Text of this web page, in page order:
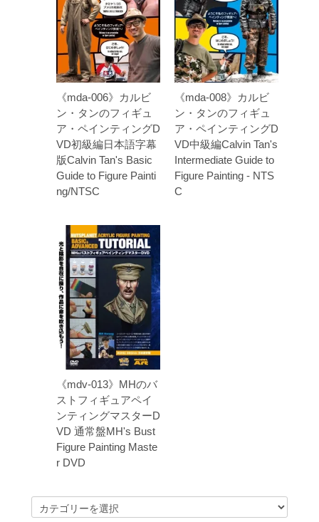
《mda-006》カルビ
ン・タンのフィギュ
ア・ペインティングD
VD初級編日本語字幕
版Calvin Tan's Basic
Guide to Figure Painti
ng/NTSC
《mda-008》カルビ
ン・タンのフィギュ
ア・ペインティングD
VD中級編Calvin Tan's
Intermediate Guide to
Figure Painting - NTS
C
《mdv-013》MHのバ
ストフィギュアペイ
ンティングマスターD
VD 通常盤MH's Bust
Figure Painting Maste
r DVD